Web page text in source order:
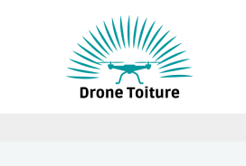
Navigation
des
articles